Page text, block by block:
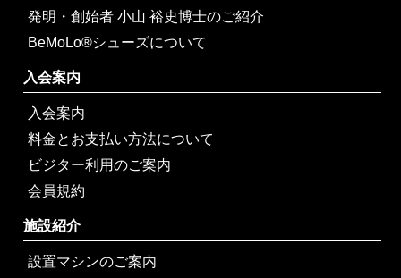
発明・創始者 小山 裕史博士のご紹介
BeMoLo®シューズについて
入会案内
入会案内
料金とお支払い方法について
ビジター利用のご案内
会員規約
施設紹介
設置マシンのご案内